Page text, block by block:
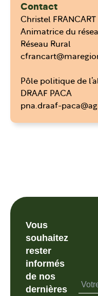
Contact
Christel FRANCART
Animatrice du
Réseau Rural
Pôle politique de
DRAAF PACA
pna.draaf-
Vous
souhaitez
rester
informés
de nos
dernières